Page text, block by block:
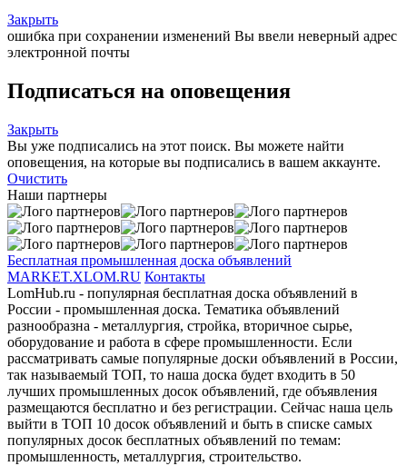
Закрыть
ошибка при сохранении изменений Вы ввели неверный адрес
электронной почты
Подписаться на оповещения
Закрыть
Вы уже подписались на этот поиск. Вы можете найти
оповещения, на которые вы подписались в вашем аккаунте.
Очистить
Наши партнеры
Бесплатная промышленная доска объявлений
MARKET.XLOM.RU Контакты
LomHub.ru - популярная бесплатная доска объявлений в
России - промышленная доска. Тематика объявлений
разнообразна - металлургия, стройка, вторичное сырье,
оборудование и работа в сфере промышленности. Если
рассматривать самые популярные доски объявлений в России,
так называемый ТОП, то наша доска будет входить в 50
лучших промышленных досок объявлений, где объявления
размещаются бесплатно и без регистрации. Сейчас наша цель
выйти в ТОП 10 досок объявлений и быть в списке самых
популярных досок бесплатных объявлений по темам:
промышленность, металлургия, строительство.